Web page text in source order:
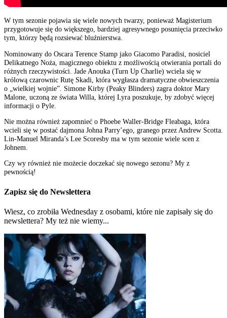
W tym sezonie pojawia się wiele nowych twarzy, ponieważ Magisterium
przygotowuje się do większego, bardziej agresywnego posunięcia przeciwko
tym, którzy będą rozsiewać bluźnierstwa.
Nominowany do Oscara Terence Stamp jako Giacomo Paradisi, nosiciel
Delikatnego Noża, magicznego obiektu z możliwością otwierania portali do
różnych rzeczywistości. Jade Anouka (Turn Up Charlie) wciela się w
królową czarownic Rutę Skadi, która wygłasza dramatyczne obwieszczenia
o „wielkiej wojnie”. Simone Kirby (Peaky Blinders) zagra doktor Mary
Malone, uczoną ze świata Willa, której Lyra poszukuje, by zdobyć więcej
informacji o Pyle.
Nie można również zapomnieć o Phoebe Waller-Bridge Fleabaga, która
wcieli się w postać dajmona Johna Parry’ego, granego przez Andrew Scotta.
Lin-Manuel Miranda’s Lee Scoresby ma w tym sezonie wiele scen z
Johnem.
Czy wy również nie możecie doczekać się nowego sezonu? My z
pewnością!
Zapisz się do Newslettera
Wiesz, co zrobiła Wednesday z osobami, które nie zapisały się do
newslettera? My też nie wiemy...